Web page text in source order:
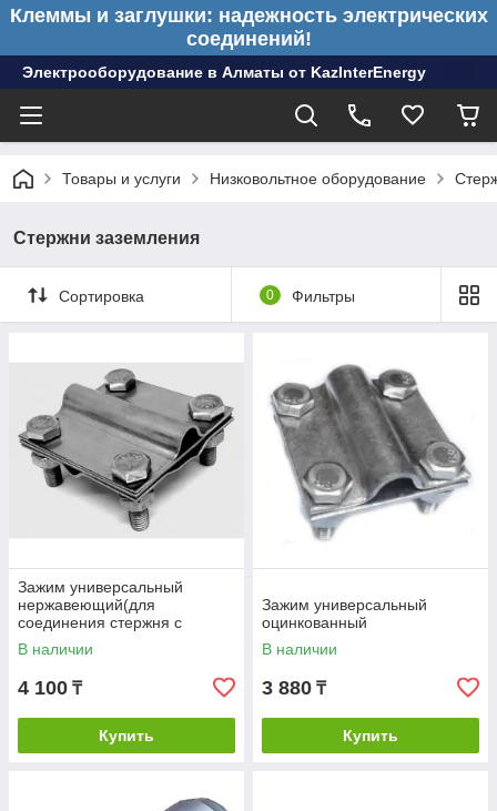
Клеммы и заглушки: надежность электрических
соединений!
Электрооборудование в Алматы от KazInterEnergy
Товары и услуги Низковольтное оборудование
Стержни заземления
Сортировка 0 Фильтры
Зажим универсальный
нержавеющий(для
соединения стержня с
заземляющим проводником)
В наличии
4 100 ₸
Купить
Зажим универсальный
оцинкованный
В наличии
3 880 ₸
Купить